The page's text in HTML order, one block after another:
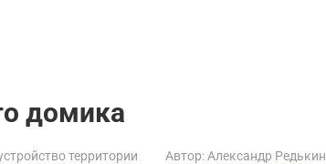
домика
территории Автор: Александр Редькин